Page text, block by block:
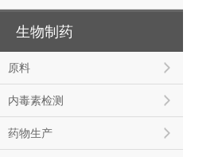
生物制药
原料
内毒素检测
药物生产